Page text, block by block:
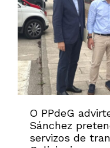
O PPdeG
Sánchez
servizos de